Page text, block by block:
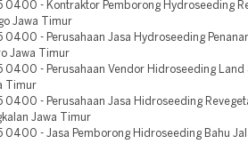
0400 - Kontraktor Pemborong Hydroseeding
Jawa Timur
0400 - Perusahaan Jasa Hydroseeding
Jawa Timur
0400 - Perusahaan Vendor Hidroseeding Land
Timur
0400 - Perusahaan Jasa Hidroseeding
Jawa Timur
0400 - Jasa Pemborong Hidroseeding Bahu